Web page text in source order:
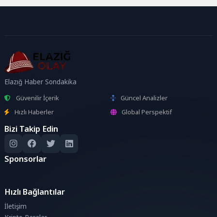
Elazığ Haber Sondakika
Güvenilir İçerik
Güncel Analizler
Hızlı Haberler
Global Perspektif
Bizi Takip Edin
Sponsorlar
Hızlı Bağlantılar
İletişim